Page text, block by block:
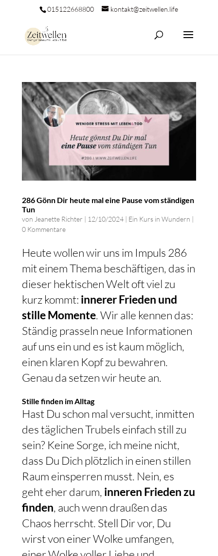
015122668800 kontakt@zeitwellen.life
286 Gönn Dir heute mal eine Pause vom ständigen
Tun
von Jeanette Richter | 12/10/2024| Ein Kurs in Wundern |
0 Kommentare
Heute wollen wir uns im Impuls 286
mit einem Thema beschäftigen, das in
dieser hektischen Welt oft viel zu
kurz kommt: innerer Frieden und
stille Momente. Wir alle kennen das:
Ständig prasseln neue Informationen
auf uns ein und es ist kaum möglich,
einen klaren Kopf zu bewahren.
Genau da setzen wir heute an.
Stille finden im Alltag
Hast Du schon mal versucht, inmitten
des täglichen Trubels einfach still zu
sein? Keine Sorge, ich meine nicht,
dass Du Dich plötzlich in einen stillen
Raum einsperren musst. Nein, es
geht eher darum, inneren Frieden zu
finden , auch wenn draußen das
Chaos herrscht. Stell Dir vor, Du
wirst von einer Wolke umfangen,